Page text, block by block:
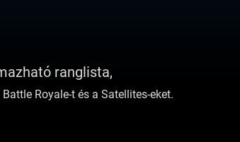
ranglista,
Royale-t és a Satellites-eket.